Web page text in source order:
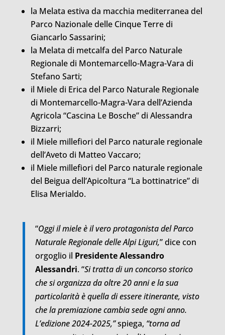
la Melata estiva da macchia mediterranea del
Parco Nazionale delle Cinque Terre di
Giancarlo Sassarini;
la Melata di metcalfa del Parco Naturale
Regionale di Montemarcello-Magra-Vara di
Stefano Sarti;
il Miele di Erica del Parco Naturale Regionale
di Montemarcello-Magra-Vara dell’Azienda
Agricola “Cascina Le Bosche” di Alessandra
Bizzarri;
il Miele millefiori del Parco naturale regionale
dell’Aveto di Matteo Vaccaro;
il Miele millefiori del Parco naturale regionale
del Beigua dell’Apicoltura “La bottinatrice” di
Elisa Merialdo.
“Oggi il miele è il vero protagonista del Parco
Naturale Regionale delle Alpi Liguri,” dice con
orgoglio il Presidente Alessandro
Alessandri. “Si tratta di un concorso storico
che si organizza da oltre 20 anni e la sua
particolarità è quella di essere itinerante, visto
che la premiazione cambia sede ogni anno.
L’edizione 2024-2025,”spiega, “torna ad